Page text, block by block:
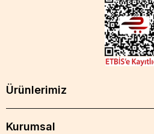
Ürünlerimiz
Kurumsal